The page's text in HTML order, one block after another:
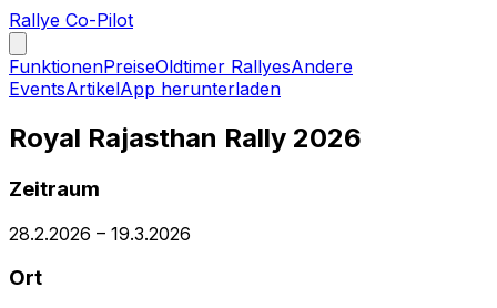
Rallye Co-Pilot
FunktionenPreiseOldtimer RallyesAndere
EventsArtikelApp herunterladen
Royal Rajasthan Rally 2026
Zeitraum
28.2.2026 – 19.3.2026
Ort